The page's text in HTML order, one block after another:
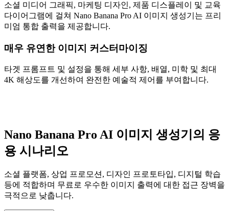
소셜 미디어 그래픽, 마케팅 디자인, 제품 디스플레이 및 교육
다이어그램에 걸쳐 Nano Banana Pro AI 이미지 생성기는 프리
미엄 통합 출력을 제공합니다.
매우 유연한 이미지 커스터마이징
타겟 프롬프트 및 설정을 통해 세부 사항, 배열, 미학 및 최대
4K 해상도를 개선하여 완전한 예술적 제어를 부여합니다.
Nano Banana Pro AI 이미지 생성기의 응
용 시나리오
소셜 플랫폼, 상업 프로모션, 디자인 프로토타입, 디지털 학습
등에 적합하며 무료로 우수한 이미지 출력에 대한 접근 장벽을
극적으로 낮춥니다.